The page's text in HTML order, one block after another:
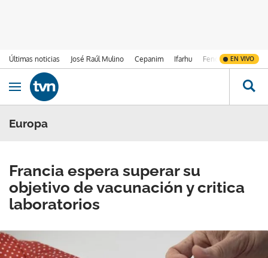
Últimas noticias José Raúl Mulino Cepanim Ifarhu Fenómeno de El
EN VIVO
Ir al contenido
Obrir navegació
Europa
Francia espera superar su
objetivo de vacunación y critica
laboratorios